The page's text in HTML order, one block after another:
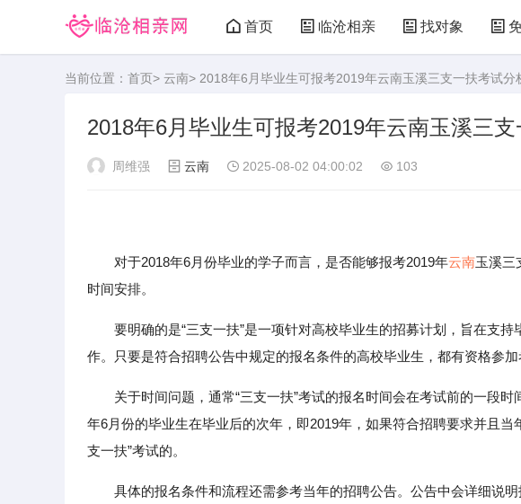
首页 临沧相亲 找对象
当前位置： 首页> 云南> 2018年6月毕业生可报考2019年云南玉溪三支一扶考试分
2018年6月毕业生可报考2019年云南玉溪三
周维强 云南 2025-08-02 04:00:02 103
对于2018年6月份毕业的学子而言，是否能够报考2019年云南玉溪三
时间安排。
要明确的是“三支一扶”是一项针对高校毕业生的招募计划，旨在支
作。只要是符合招聘公告中规定的报名条件的高校毕业生，都有资格参加
关于时间问题，通常“三支一扶”考试的报名时间会在考试前的一段
年6月份的毕业生在毕业后的次年，即2019年，如果符合招聘要求并且
支一扶”考试的。
具体的报名条件和流程还需参考当年的招聘公告。公告中会详细说